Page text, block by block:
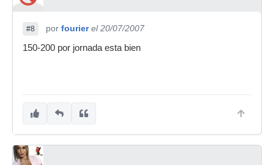
#8 por fourier el 20/07/2007
150-200 por jornada esta bien